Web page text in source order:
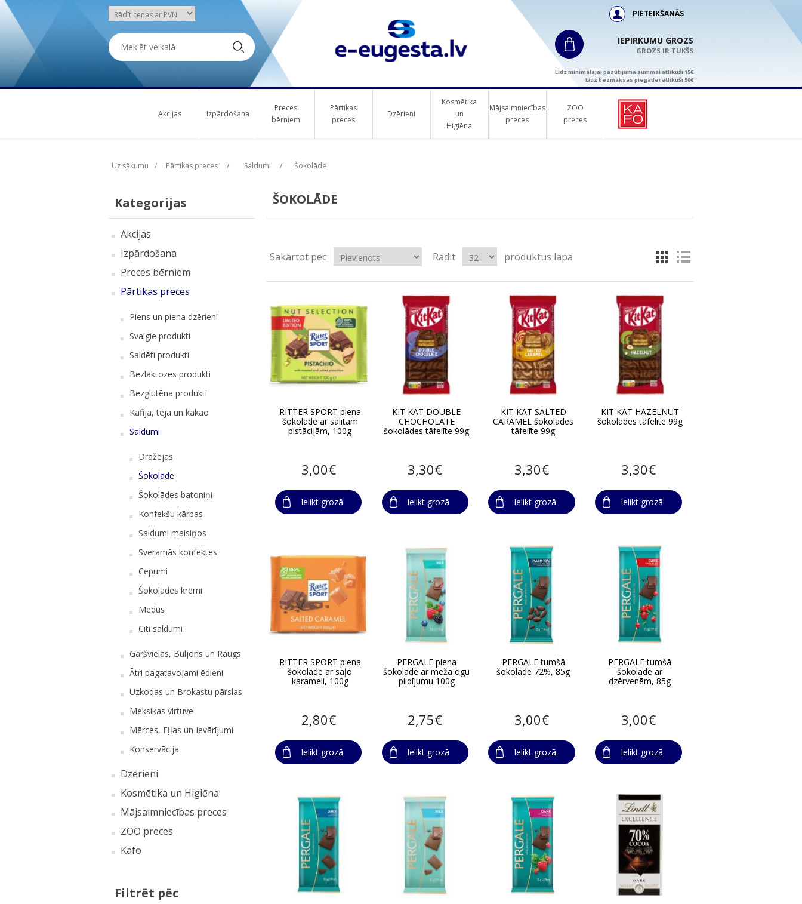
PIETEIKŠANĀS
IEPIRKUMU GROZS
GROZS IR TUKŠS
Līdz minimālajai pasūtījuma summai atlikuši 15€
Līdz bezmaksas piegādei atlikuši 50€
Akcijas Izpārdošana
Preces
bērniem
Pārtikas
preces
Dzērieni
Kosmētika
un
Higiēna
Mājsaimniecības
preces
ZOO
preces
Uz sākumu / Pārtikas preces / Saldumi / Šokolāde
Kategorijas
Akcijas
Izpārdošana
Preces bērniem
Pārtikas preces
Piens un piena dzērieni
Svaigie produkti
Saldēti produkti
Bezlaktozes produkti
Bezglutēna produkti
Kafija, tēja un kakao
Saldumi
Dražejas
Šokolāde
Šokolādes batoniņi
Konfekšu kārbas
Saldumi maisiņos
Sveramās konfektes
Cepumi
Šokolādes krēmi
Medus
Citi saldumi
Garšvielas, Buljons un Raugs
Ātri pagatavojami ēdieni
Uzkodas un Brokastu pārslas
Meksikas virtuve
Mērces, Eļļas un Ievārījumi
Konservācija
Dzērieni
Kosmētika un Higiēna
Mājsaimniecības preces
ZOO preces
Kafo
Filtrēt pēc
ŠOKOLĀDE
Sakārtot pēc Rādīt produktus lapā
RITTER SPORT piena
šokolāde ar sālītām
pistācijām, 100g
3,00€
Ielikt grozā
KIT KAT DOUBLE
CHOCHOLATE
šokolādes tāfelīte 99g
3,30€
Ielikt grozā
KIT KAT SALTED
CARAMEL šokolādes
tāfelīte 99g
3,30€
Ielikt grozā
KIT KAT HAZELNUT
šokolādes tāfelīte 99g
3,30€
Ielikt grozā
RITTER SPORT piena
šokolāde ar sāļo
karameli, 100g
2,80€
Ielikt grozā
PERGALE piena
šokolāde ar meža ogu
pildījumu 100g
2,75€
Ielikt grozā
PERGALE tumšā
šokolāde 72%, 85g
3,00€
Ielikt grozā
PERGALE tumšā
šokolāde ar
dzērvenēm, 85g
3,00€
Ielikt grozā